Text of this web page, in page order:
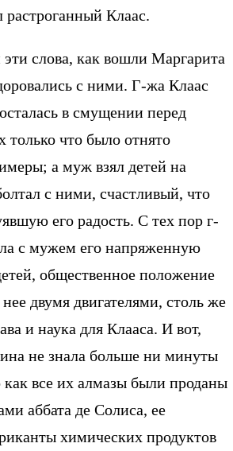
Клаас.
слова, как вошли Маргарита
с ними. Г-жа Клаас
в смущении перед
только что было отнято
а муж взял детей на
с ними, счастливый, что
его радость. С тех пор г-
с мужем его напряженную
общественное положение
двумя двигателями, столь же
и наука для Клааса. И вот,
не знала больше ни минуты
как все их алмазы были проданы
аббата де Солиса, ее
химических продуктов